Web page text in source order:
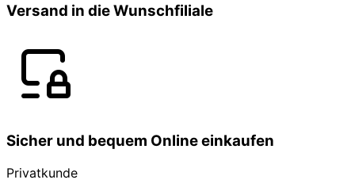
Versand in die Wunschfiliale
Sicher und bequem Online einkaufen
Privatkunde